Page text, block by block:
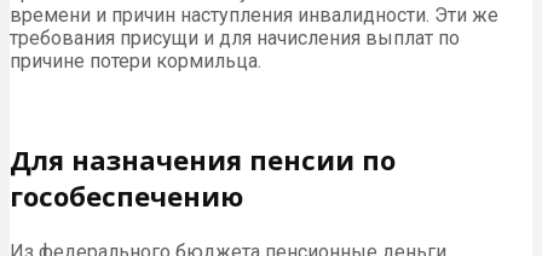
времени и причин наступления инвалидности. Эти же
требования присущи и для начисления выплат по
причине потери кормильца.
Для назначения пенсии по
гособеспечению